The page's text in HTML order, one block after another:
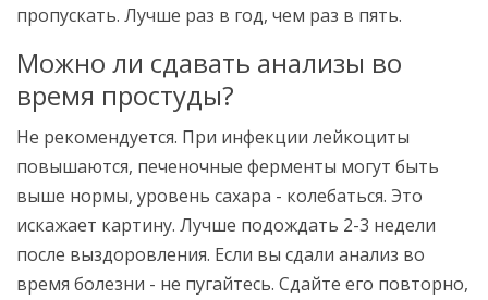
пропускать. Лучше раз в год, чем раз в пять.
Можно ли сдавать анализы во
время простуды?
Не рекомендуется. При инфекции лейкоциты
повышаются, печеночные ферменты могут быть
выше нормы, уровень сахара - колебаться. Это
искажает картину. Лучше подождать 2-3 недели
после выздоровления. Если вы сдали анализ во
время болезни - не пугайтесь. Сдайте его повторно,